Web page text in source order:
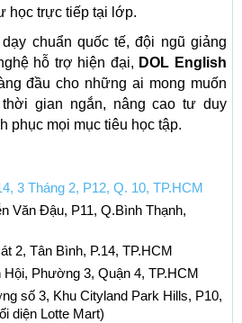
học trực tiếp tại lớp.
chuẩn quốc tế, đội ngũ giảng
hỗ trợ hiện đại, DOL English
đầu cho những ai mong muốn
gian ngắn, nâng cao tư duy
phục mọi mục tiêu học tập.
3 Tháng 2, P12, Q. 10, TP.HCM
Văn Đậu, P11, Q.Bình Thạnh,
2, Tân Bình, P.14, TP.HCM
Phường 3, Quận 4, TP.HCM
số 3, Khu Cityland Park Hills, P10,
diện Lotte Mart)